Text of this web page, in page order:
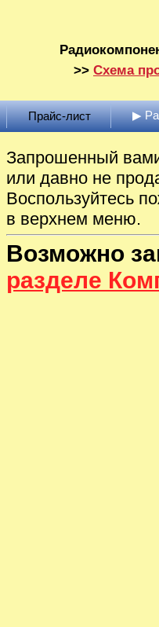
>> Схема
Прайс-лист ▶
Запрошенный
или давно не
Воспользуйтесь
в верхнем меню.
Возможно
разделе